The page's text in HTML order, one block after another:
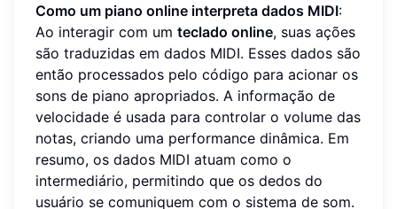
Como um piano online interpreta dados MIDI:
Ao interagir com um teclado online, suas ações
são traduzidas em dados MIDI. Esses dados são
então processados pelo código para acionar os
sons de piano apropriados. A informação de
velocidade é usada para controlar o volume das
notas, criando uma performance dinâmica. Em
resumo, os dados MIDI atuam como o
intermediário, permitindo que os dedos do
usuário se comuniquem com o sistema de som.